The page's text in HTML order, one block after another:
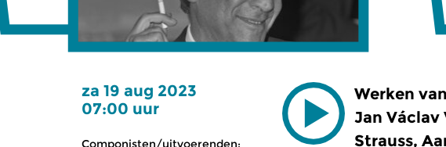
za 19 aug 2023
07:00 uur
Componisten/uitvoerenden:
Werken
Jan Václav
Strauss,